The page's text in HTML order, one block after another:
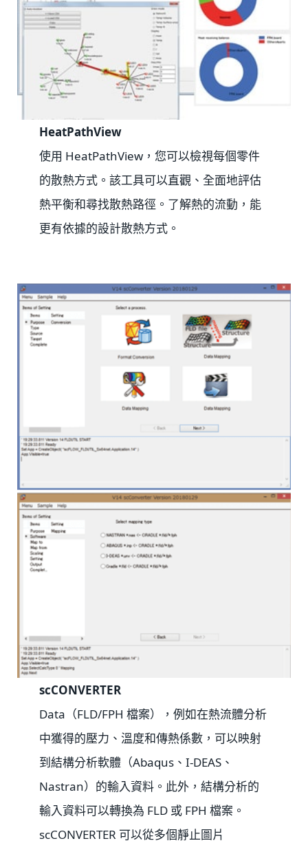
HeatPathView
使用 HeatPathView，您可以檢視每個零件
的散熱方式。該工具可以直觀、全面地評估
熱平衡和尋找散熱路徑。了解熱的流動，能
更有依據的設計散熱方式。
scCONVERTER
Data（FLD/FPH 檔案），例如在熱流體分析
中獲得的壓力、溫度和傳熱係數，可以映射
到結構分析軟體（Abaqus、I-DEAS、
Nastran）的輸入資料。此外，結構分析的
輸入資料可以轉換為 FLD 或 FPH 檔案。
scCONVERTER 可以從多個靜止圖片